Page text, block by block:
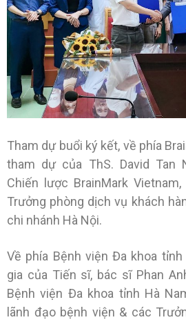
Tham dự buổi ký kết, về phía
tham dự của ThS. David Tan
Chiến lược BrainMark
Trưởng phòng dịch vụ khách
chi nhánh Hà Nội.
Về phía Bệnh viện Đa khoa
gia của Tiến sĩ, bác sĩ Phan
Bệnh viện Đa khoa tỉnh Hà
lãnh đạo bệnh viện & các